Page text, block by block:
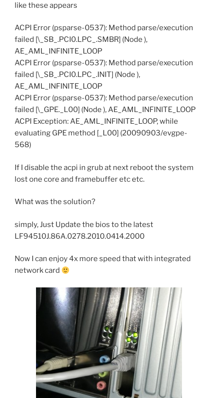
like these appears
ACPI Error (psparse-0537): Method parse/execution
failed [\_SB_.PCI0.LPC_.SMBR] (Node ),
AE_AML_INFINITE_LOOP
ACPI Error (psparse-0537): Method parse/execution
failed [\_SB_.PCI0.LPC_.INIT] (Node ),
AE_AML_INFINITE_LOOP
ACPI Error (psparse-0537): Method parse/execution
failed [\_GPE._L00] (Node ), AE_AML_INFINITE_LOOP
ACPI Exception: AE_AML_INFINITE_LOOP, while
evaluating GPE method [_L00] (20090903/evgpe-
568)
If I disable the acpi in grub at next reboot the system
lost one core and framebuffer etc etc.
What was the solution?
simply, Just Update the bios to the latest
LF94510J.86A.0278.2010.0414.2000
Now I can enjoy 4x more speed that with integrated
network card